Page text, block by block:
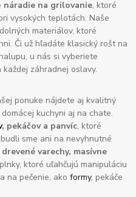
náradie na grilovanie, ktoré
vysokých teplotách. Naše
materiálov, ktoré
Či už hľadáte klasický rošt na
u nás si vyberiete
záhradnej oslavy.
ponuke nájdete aj kvalitný
kuchyni aj na chate.
, pekáčov a panvíc, ktoré
sme ani na nevyhnutné
varechy, masívne
ktoré uľahčujú manipuláciu
na pečenie, akoformy, pekáče